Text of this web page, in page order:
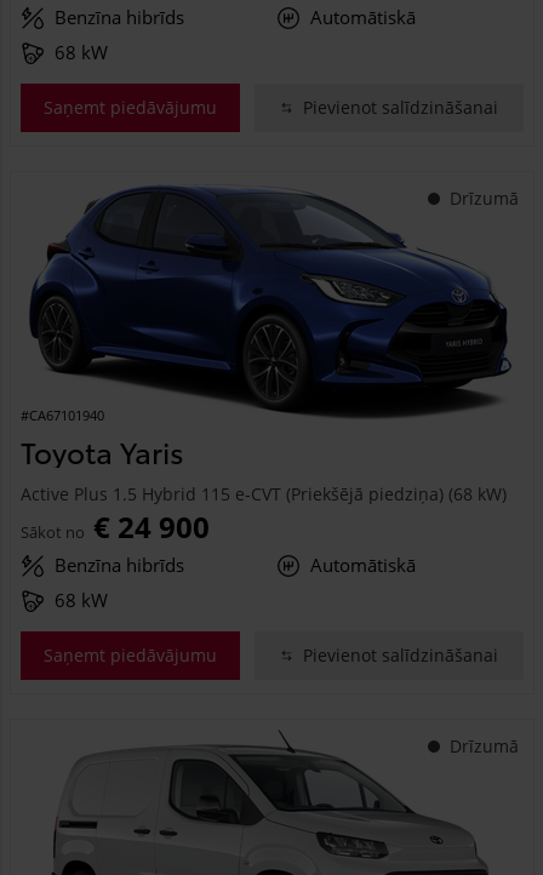
Benzīna hibrīds
Automātiskā
68 kW
Saņemt piedāvājumu Pievienot salīdzināšanai
Drīzumā
#CA67101940
Toyota Yaris
Active Plus 1.5 Hybrid 115 e-CVT (Priekšējā piedziņa) (68 kW)
Sākot no € 24 900
Benzīna hibrīds
Automātiskā
68 kW
Saņemt piedāvājumu Pievienot salīdzināšanai
Drīzumā